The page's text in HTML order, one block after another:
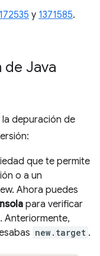
y 1371585.
de Java
la depuración de
que te permite
o a un
Ahora puedes
para verificar
Anteriormente,
new.target .